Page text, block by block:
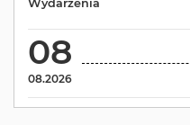
08
08.2026
Wydarzenia